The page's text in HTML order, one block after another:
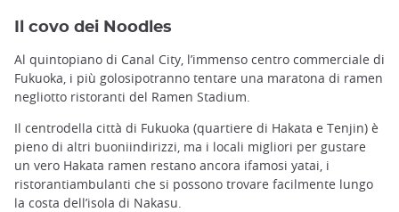
Il covo dei Noodles
Al quintopiano di Canal City, l’immenso centro commerciale di
Fukuoka, i più golosipotranno tentare una maratona di ramen
negliotto ristoranti del Ramen Stadium.
Il centrodella città di Fukuoka (quartiere di Hakata e Tenjin) è
pieno di altri buoniindirizzi, ma i locali migliori per gustare
un vero Hakata ramen restano ancora ifamosi yatai, i
ristorantiambulanti che si possono trovare facilmente lungo
la costa dell’isola di Nakasu.